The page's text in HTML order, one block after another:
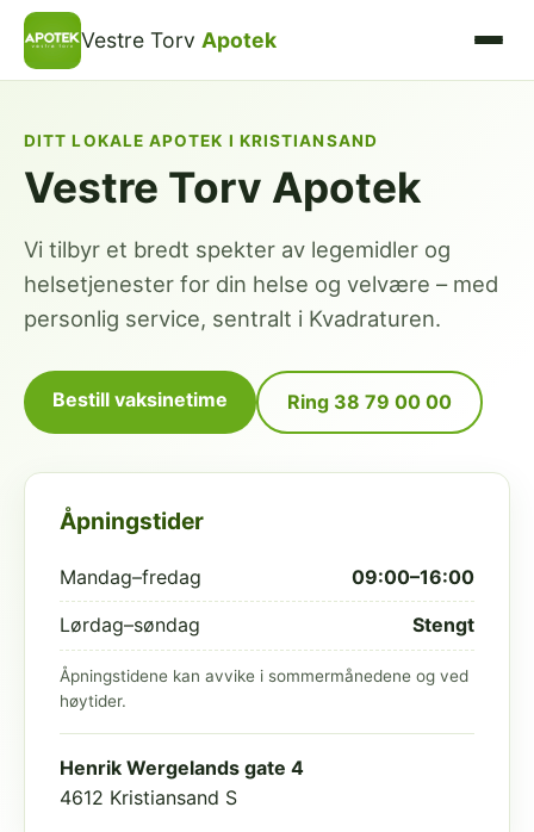
Vestre Torv Apotek
DITT LOKALE APOTEK I KRISTIANSAND
Vestre Torv Apotek
Vi tilbyr et bredt spekter av legemidler og
helsetjenester for din helse og velvære – med
personlig service, sentralt i Kvadraturen.
Bestill vaksinetime Ring 38 79 00 00
Åpningstider
Mandag–fredag 09:00–16:00
Lørdag–søndag Stengt
Åpningstidene kan avvike i sommermånedene og ved
høytider.
Henrik Wergelands gate 4
4612 Kristiansand S